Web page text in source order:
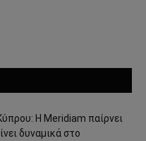
Η Meridiam παίρνει
δυναμικά στο